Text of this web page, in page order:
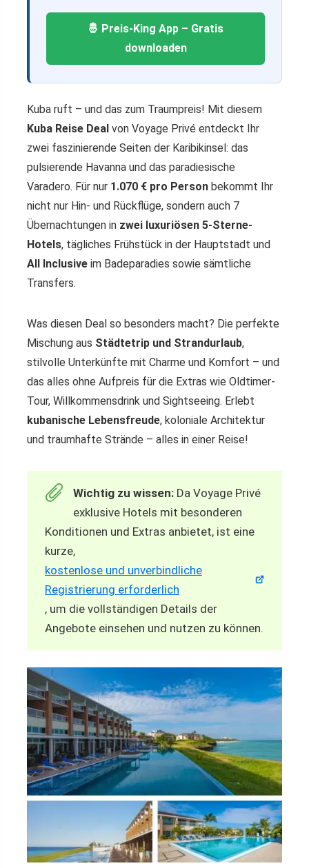
🤴 Preis-King App – Gratis
downloaden
Kuba ruft – und das zum Traumpreis! Mit diesem
Kuba Reise Deal von Voyage Privé entdeckt Ihr
zwei faszinierende Seiten der Karibikinsel: das
pulsierende Havanna und das paradiesische
Varadero. Für nur 1.070 € pro Person bekommt Ihr
nicht nur Hin- und Rückflüge, sondern auch 7
Übernachtungen in zwei luxuriösen 5-Sterne-
Hotels, tägliches Frühstück in der Hauptstadt und
All Inclusive im Badeparadies sowie sämtliche
Transfers.
Was diesen Deal so besonders macht? Die perfekte
Mischung aus Städtetrip und Strandurlaub,
stilvolle Unterkünfte mit Charme und Komfort – und
das alles ohne Aufpreis für die Extras wie Oldtimer-
Tour, Willkommensdrink und Sightseeing. Erlebt
kubanische Lebensfreude, koloniale Architektur
und traumhafte Strände – alles in einer Reise!
Wichtig zu wissen: Da Voyage Privé
exklusive Hotels mit besonderen
Konditionen und Extras anbietet, ist eine
kurze,
kostenlose und unverbindliche
Registrierung erforderlich
, um die vollständigen Details der
Angebote einsehen und nutzen zu können.